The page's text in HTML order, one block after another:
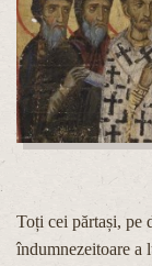
Toți cei părtași, pe
îndumnezeitoare a